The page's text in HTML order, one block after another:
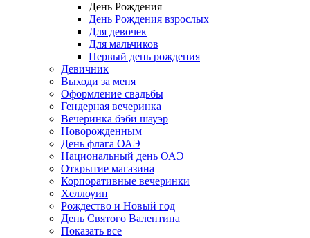
День Рождения
День Рождения взрослых
Для девочек
Для мальчиков
Первый день рождения
Девичник
Выходи за меня
Оформление свадьбы
Гендерная вечеринка
Вечеринка бэби шауэр
Новорожденным
День флага ОАЭ
Национальный день ОАЭ
Открытие магазина
Корпоративные вечеринки
Хеллоуин
Рождество и Новый год
День Святого Валентина
Показать все